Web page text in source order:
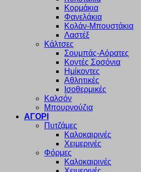
Κορμάκια
Φανελάκια
Κολάν-Μπουστάκια
Λαστέξ
Κάλτσες
Σουμπάς-Αόρατες
Κοντές Σοσόνια
Ημίκοντες
Αθλητικές
Ισοθερμικές
Καλσόν
Μπουρνούζια
ΑΓΟΡΙ
Πυτζάμες
Καλοκαιρινές
Χειμερινές
Φόρμες
Καλοκαιρινές